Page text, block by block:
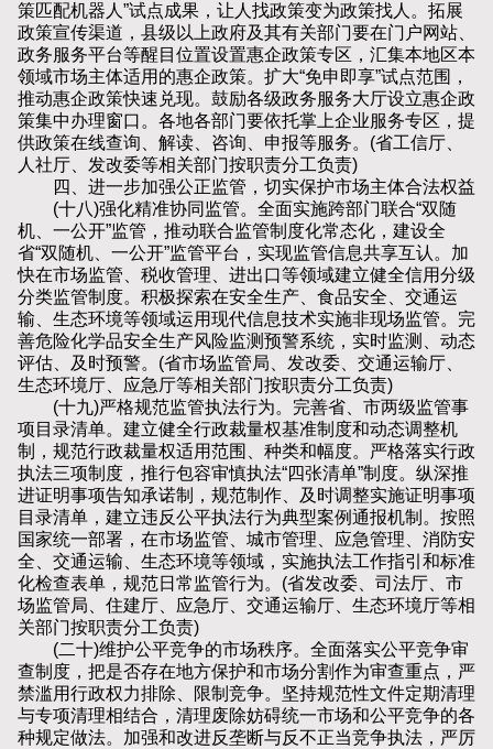
策匹配机器人”试点成果，让人找政策变为政策找人。拓展
政策宣传渠道，县级以上政府及其有关部门要在门户网站、
政务服务平台等醒目位置设置惠企政策专区，汇集本地区本
领域市场主体适用的惠企政策。扩大“免申即享”试点范围，
推动惠企政策快速兑现。鼓励各级政务服务大厅设立惠企政
策集中办理窗口。各地各部门要依托掌上企业服务专区，提
供政策在线查询、解读、咨询、申报等服务。(省工信厅、
人社厅、发改委等相关部门按职责分工负责)
四、进一步加强公正监管，切实保护市场主体合法权益
(十八)强化精准协同监管。全面实施跨部门联合“双随
机、一公开”监管，推动联合监管制度化常态化，建设全
省“双随机、一公开”监管平台，实现监管信息共享互认。加
快在市场监管、税收管理、进出口等领域建立健全信用分级
分类监管制度。积极探索在安全生产、食品安全、交通运
输、生态环境等领域运用现代信息技术实施非现场监管。完
善危险化学品安全生产风险监测预警系统，实时监测、动态
评估、及时预警。(省市场监管局、发改委、交通运输厅、
生态环境厅、应急厅等相关部门按职责分工负责)
(十九)严格规范监管执法行为。完善省、市两级监管事
项目录清单。建立健全行政裁量权基准制度和动态调整机
制，规范行政裁量权适用范围、种类和幅度。严格落实行政
执法三项制度，推行包容审慎执法“四张清单”制度。纵深推
进证明事项告知承诺制，规范制作、及时调整实施证明事项
目录清单，建立违反公平执法行为典型案例通报机制。按照
国家统一部署，在市场监管、城市管理、应急管理、消防安
全、交通运输、生态环境等领域，实施执法工作指引和标准
化检查表单，规范日常监管行为。(省发改委、司法厅、市
场监管局、住建厅、应急厅、交通运输厅、生态环境厅等相
关部门按职责分工负责)
(二十)维护公平竞争的市场秩序。全面落实公平竞争审
查制度，把是否存在地方保护和市场分割作为审查重点，严
禁滥用行政权力排除、限制竞争。坚持规范性文件定期清理
与专项清理相结合，清理废除妨碍统一市场和公平竞争的各
种规定做法。加强和改进反垄断与反不正当竞争执法，严厉